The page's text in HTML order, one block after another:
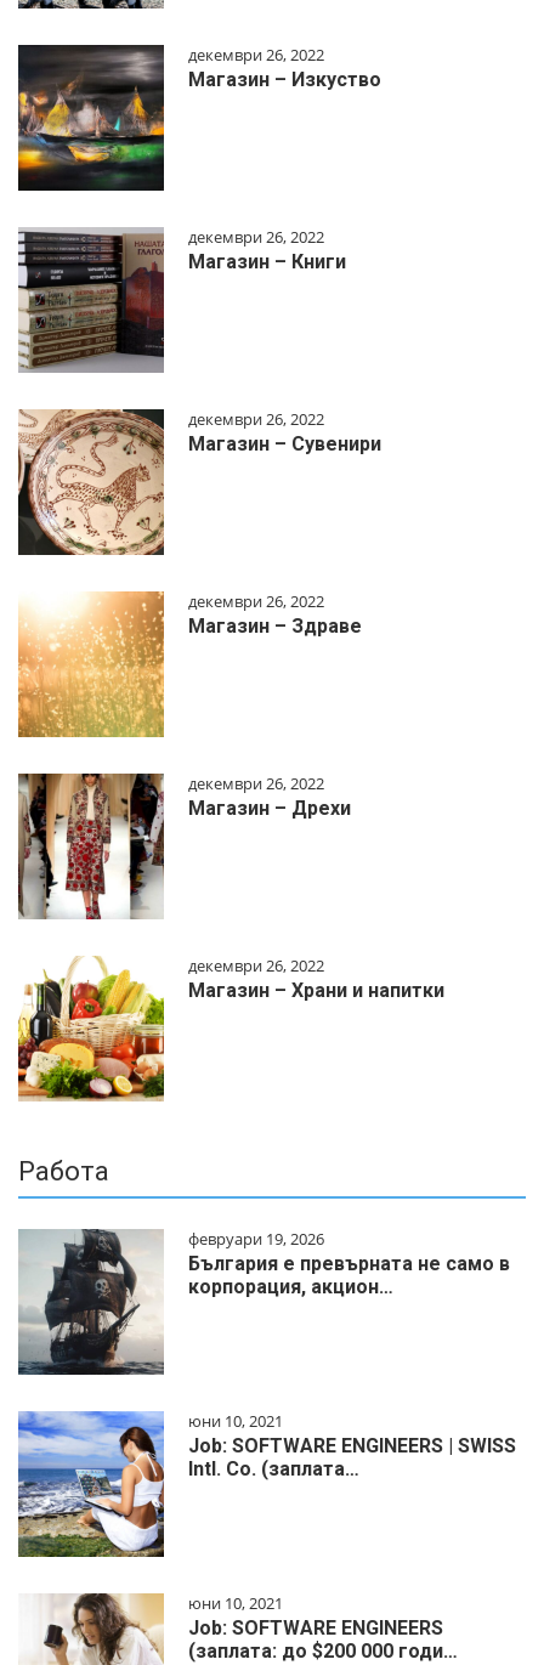
декември 26, 2022
Магазин – Изкуство
декември 26, 2022
Магазин – Книги
декември 26, 2022
Магазин – Сувенири
декември 26, 2022
Магазин – Здраве
декември 26, 2022
Магазин – Дрехи
декември 26, 2022
Магазин – Храни и напитки
Работа
февруари 19, 2026
България е превърната не само в
корпорация, акцион…
юни 10, 2021
Job: SOFTWARE ENGINEERS | SWISS
Intl. Co. (заплата…
юни 10, 2021
Job: SOFTWARE ENGINEERS
(заплата: до $200 000 годи…